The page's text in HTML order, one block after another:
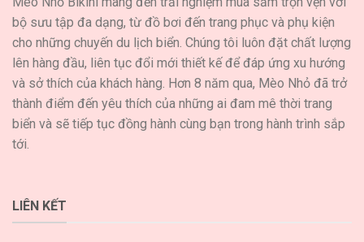
bộ sưu tập đa dạng, từ đồ bơi đến trang phục và phụ kiện
cho những chuyến du lịch biển. Chúng tôi luôn đặt chất lượng
lên hàng đầu, liên tục đổi mới thiết kế để đáp ứng xu hướng
và sở thích của khách hàng. Hơn 8 năm qua, Mèo Nhỏ đã trở
thành điểm đến yêu thích của những ai đam mê thời trang
biển và sẽ tiếp tục đồng hành cùng bạn trong hành trình sắp
tới.
LIÊN KẾT